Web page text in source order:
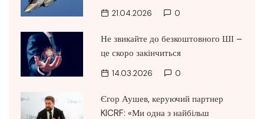
21.04.2026 0
Не звикайте до безкоштовного ШІ –
це скоро закінчиться
14.03.2026 0
Єгор Аушев, керуючий партнер
KICRF: «Ми одна з найбільш